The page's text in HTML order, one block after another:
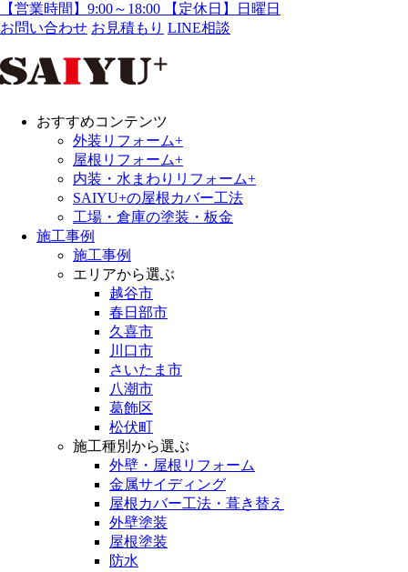
【営業時間】9:00～18:00 【定休日】日曜日
お問い合わせ お見積もり LINE相談
おすすめコンテンツ
外装リフォーム+
屋根リフォーム+
内装・水まわりリフォーム+
SAIYU+の屋根カバー工法
工場・倉庫の塗装・板金
施工事例
施工事例
エリアから選ぶ
越谷市
春日部市
久喜市
川口市
さいたま市
八潮市
葛飾区
松伏町
施工種別から選ぶ
外壁・屋根リフォーム
金属サイディング
屋根カバー工法・葺き替え
外壁塗装
屋根塗装
防水